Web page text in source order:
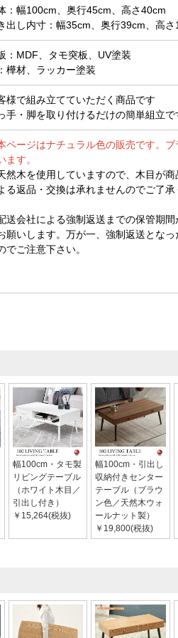
：幅100cm、奥行45cm、高さ40cm
出し内寸：幅35cm、奥行39cm、高さ
：MDF、タモ突板、UV塗装
樺材、ラッカー塗装
様で組み立てていただく商品です
手・脚を取り付けるだけの簡単組立で
ページはナチュラル色の販売です。
ます。
然木を使用していますので、木目が
る返品・交換は承れませんのでご了
送会社による強制返送までの保管期
願いします。万が一、強制返送とな
でご注意下さい。
幅100cm・タモ製
リビングテーブル
（ホワイト木目／
引出し付き）
￥15,264(税抜)
幅100cm・引出し
収納付きセンター
テーブル（ブラウ
ン色／天然木ウォ
ールナット製）
￥19,800(税抜)